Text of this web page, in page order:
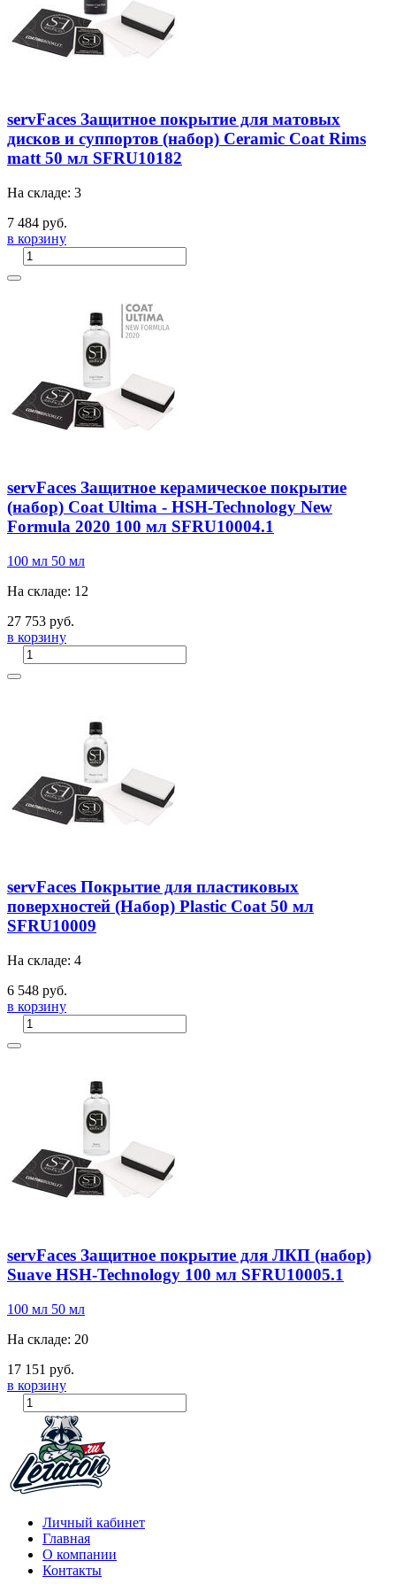
servFaces Защитное покрытие для матовых
дисков и суппортов (набор) Ceramic Coat Rims
matt 50 мл SFRU10182
На складе: 3
7 484 руб.
в корзину
servFaces Защитное керамическое покрытие
(набор) Coat Ultima - HSH-Technology New
Formula 2020 100 мл SFRU10004.1
100 мл 50 мл
На складе: 12
27 753 руб.
в корзину
servFaces Покрытие для пластиковых
поверхностей (Набор) Plastic Coat 50 мл
SFRU10009
На складе: 4
6 548 руб.
в корзину
servFaces Защитное покрытие для ЛКП (набор)
Suave HSH-Technology 100 мл SFRU10005.1
100 мл 50 мл
На складе: 20
17 151 руб.
в корзину
Личный кабинет
Главная
О компании
Контакты